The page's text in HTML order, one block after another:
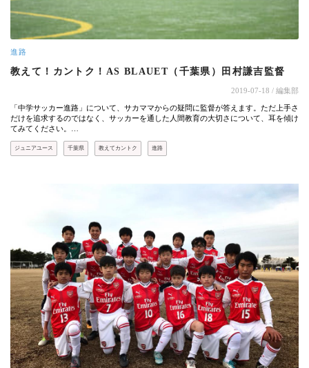
進路
教えて！カントク！AS BLAUET（千葉県）田村謙吉監督
2019-07-18 / 編集部
「中学サッカー進路」について、サカママからの疑問に監督が答えます。ただ上手さ
だけを追求するのではなく、サッカーを通した人間教育の大切さについて、耳を傾け
てみてください。…
ジュニアユース 千葉県 教えてカントク 進路